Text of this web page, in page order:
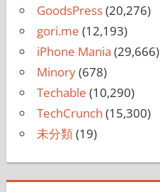
GoodsPress(20,276)
gori.me (12,193)
iPhone Mania (29,666)
Minory(678)
Techable (10,290)
TechCrunch (15,300)
未分類(19)